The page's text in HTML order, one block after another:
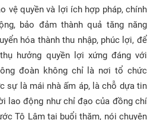
vệ quyền và lợi ích hợp pháp, chính
bảo đảm thành quả tăng năng
hóa thành thu nhập, phúc lợi, để
hưởng quyền lợi xứng đáng với
đoàn không chỉ là nơi tổ chức
sự là mái nhà ấm áp, là chỗ dựa tin
lao động như chỉ đạo của đồng chí
Tô Lâm tại buổi thăm, nói chuyện